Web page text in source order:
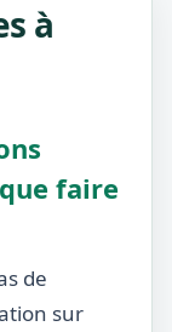
à
faire
de
sur